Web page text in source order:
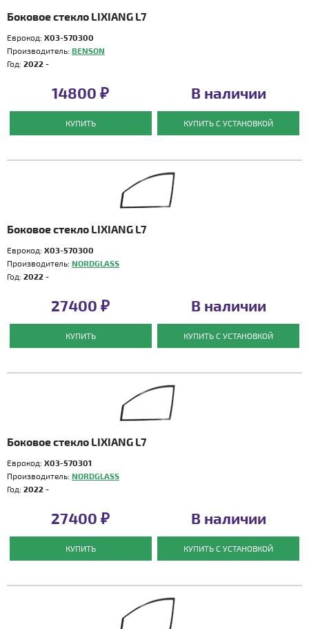
Боковое стекло LIXIANG L7
Еврокод: X03-570300
Производитель: BENSON
Год: 2022 -
14800 ₽
КУПИТЬ
В наличии
КУПИТЬ С УСТАНОВКОЙ
Боковое стекло LIXIANG L7
Еврокод: X03-570300
Производитель: NORDGLASS
Год: 2022 -
27400 ₽
КУПИТЬ
В наличии
КУПИТЬ С УСТАНОВКОЙ
Боковое стекло LIXIANG L7
Еврокод: X03-570301
Производитель: NORDGLASS
Год: 2022 -
27400 ₽
КУПИТЬ
В наличии
КУПИТЬ С УСТАНОВКОЙ